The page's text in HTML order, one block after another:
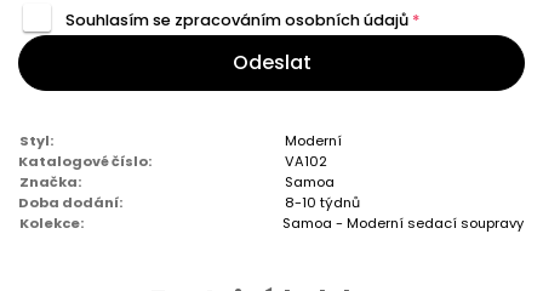
Souhlasím se zpracovánímosobních údajů *
Odeslat
Styl:
Moderní
Katalogové číslo:
VA102
Značka:
Samoa
Doba dodání:
8-10 týdnů
Kolekce:
Samoa - Moderní sedací soupravy